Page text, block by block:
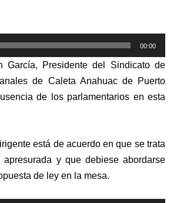
00:00
García, Presidente del Sindicato de
de Caleta Anahuac de Puerto
de los parlamentarios en esta
está de acuerdo en que se trata
y que debiese abordarse
de ley en la mesa.